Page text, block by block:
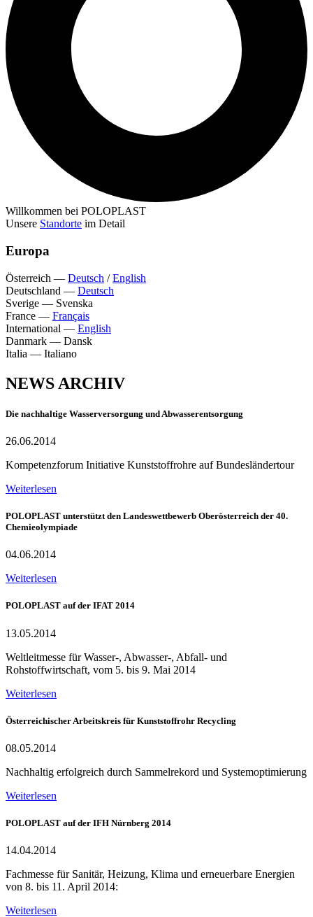
Willkommen bei POLOPLAST
Unsere Standorte im Detail
Europa
Österreich — Deutsch /English
Deutschland — Deutsch
Sverige — Svenska
France — Français
International — English
Danmark — Dansk
Italia — Italiano
NEWS ARCHIV
Die nachhaltige Wasserversorgung und Abwasserentsorgung
26.06.2014
Kompetenzforum Initiative Kunststoffrohre auf Bundesländertour
Weiterlesen
POLOPLAST unterstützt den Landeswettbewerb Oberösterreich der 40.
Chemieolympiade
04.06.2014
Weiterlesen
POLOPLAST auf der IFAT 2014
13.05.2014
Weltleitmesse für Wasser-, Abwasser-, Abfall- und
Rohstoffwirtschaft, vom 5. bis 9. Mai 2014
Weiterlesen
Österreichischer Arbeitskreis für Kunststoffrohr Recycling
08.05.2014
Nachhaltig erfolgreich durch Sammelrekord und Systemoptimierung
Weiterlesen
POLOPLAST auf der IFH Nürnberg 2014
14.04.2014
Fachmesse für Sanitär, Heizung, Klima und erneuerbare Energien
von 8. bis 11. April 2014:
Weiterlesen